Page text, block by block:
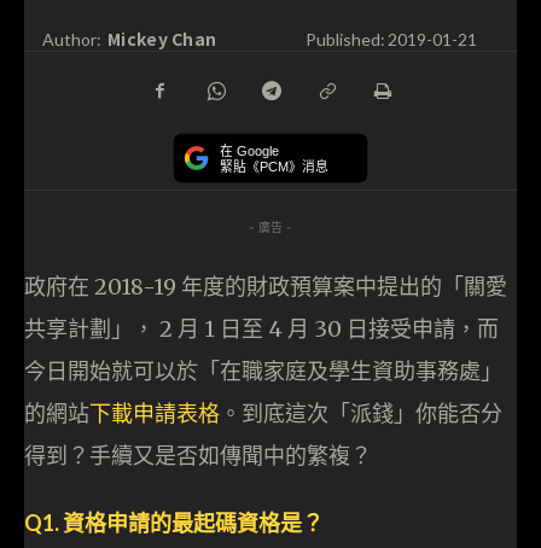
Author: Mickey Chan Published:2019-01-21
在 Google
緊貼《PCM》消息
- 廣告 -
政府在 2018-19 年度的財政預算案中提出的「關愛
共享計劃」， 2 月 1 日至 4 月 30 日接受申請，而
今日開始就可以於「在職家庭及學生資助事務處」
的網站下載申請表格 。到底這次「派錢」你能否分
得到？手續又是否如傳聞中的繁複？
Q1. 資格申請的最起碼資格是？